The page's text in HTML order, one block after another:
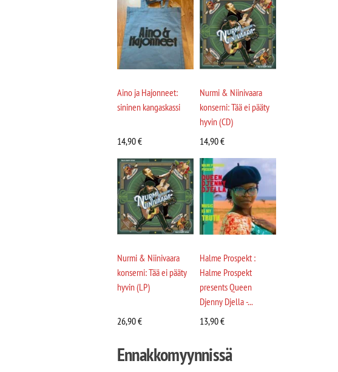
Aino ja Hajonneet:
sininen kangaskassi
14,90€
Nurmi & Niinivaara
konserni: Tää ei pääty
hyvin (CD)
14,90€
Nurmi & Niinivaara
konserni: Tää ei pääty
hyvin (LP)
26,90€
Halme Prospekt :
Halme Prospekt
presents Queen
Djenny Djella -...
13,90€
Ennakkomyynnissä